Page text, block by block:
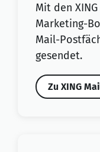
Mit den
Marketing-
Mail-
gesendet.
Zu XING